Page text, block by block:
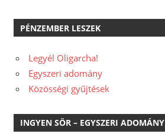
PÉNZEMBER LESZEK
Legyél Oligarcha!
Egyszeri adomány
Közösségi gyűjtések
INGYEN SÖR – EGYSZERI ADOMÁNY